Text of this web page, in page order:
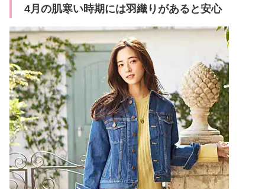
4月の肌寒い時期には羽織りがあると安心